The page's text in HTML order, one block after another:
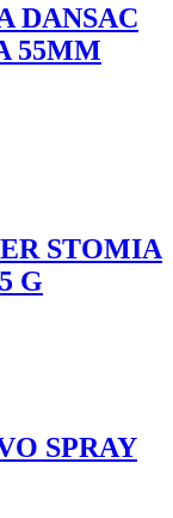
DANSAC
55MM
STOMIA
G
SPRAY